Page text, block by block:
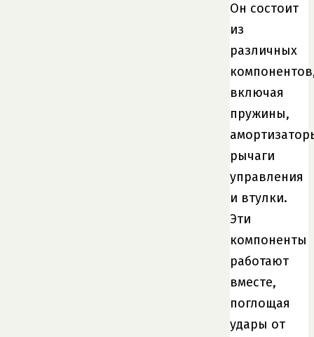
Он состоит
из
различных
включая
пружины,
рычаги
управления
и втулки.
Эти
компоненты
работают
вместе,
поглощая
удары от